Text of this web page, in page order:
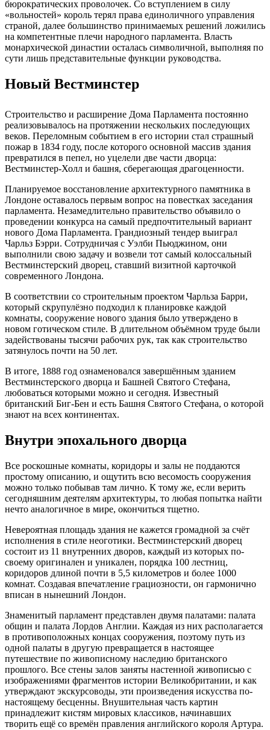
бюрократических проволочек. Со вступлением в силу
«вольностей» король терял права единоличного управления
страной, далее большинство принимаемых решений ложились
на компетентные плечи народного парламента. Власть
монархической династии осталась символичной, выполняя по
сути лишь представительные функции руководства.
Новый Вестминстер
Строительство и расширение Дома Парламента постоянно
реализовывалось на протяжении нескольких последующих
веков. Переломным событием в его истории стал страшный
пожар в 1834 году, после которого основной массив здания
превратился в пепел, но уцелели две части дворца:
Вестминстер-Холл и башня, сберегающая драгоценности.
Планируемое восстановление архитектурного памятника в
Лондоне оставалось первым вопрос на повестках заседания
парламента. Незамедлительно правительство объявило о
проведении конкурса на самый предпочтительный вариант
нового Дома Парламента. Грандиозный тендер выиграл
Чарльз Бэрри. Сотрудничая с Уэлби Пьюджином, они
выполнили свою задачу и возвели тот самый колоссальный
Вестминстерский дворец, ставший визитной карточкой
современного Лондона.
В соответствии со строительным проектом Чарльза Барри,
который скрупулёзно подходил к планировке каждой
комнаты, сооружение нового здания было утверждено в
новом готическом стиле. В длительном объёмном труде были
задействованы тысячи рабочих рук, так как строительство
затянулось почти на 50 лет.
В итоге, 1888 год ознаменовался завершённым зданием
Вестминстерского дворца и Башней Святого Стефана,
любоваться которыми можно и сегодня. Известный
британский Биг-Бен и есть Башня Святого Стефана, о которой
знают на всех континентах.
Внутри эпохального дворца
Все роскошные комнаты, коридоры и залы не поддаются
простому описанию, и ощутить всю весомость сооружения
можно только побывав там лично. К тому же, если верить
сегодняшним деятелям архитектуры, то любая попытка найти
нечто аналогичное в мире, окончиться тщетно.
Невероятная площадь здания не кажется громадной за счёт
исполнения в стиле неоготики. Вестминстерский дворец
состоит из 11 внутренних дворов, каждый из которых по-
своему оригинален и уникален, порядка 100 лестниц,
коридоров длиной почти в 5,5 километров и более 1000
комнат. Создавая впечатление грациозности, он гармонично
вписан в нынешний Лондон.
Знаменитый парламент представлен двумя палатами: палата
общин и палата Лордов Англии. Каждая из них располагается
в противоположных концах сооружения, поэтому путь из
одной палаты в другую превращается в настоящее
путешествие по живописному наследию британского
прошлого. Все стены залов заняты настенной живописью с
изображениями фрагментов истории Великобритании, и как
утверждают экскурсоводы, эти произведения искусства по-
настоящему бесценны. Внушительная часть картин
принадлежит кистям мировых классиков, начинавших
творить ещё со времён правления английского короля Артура.